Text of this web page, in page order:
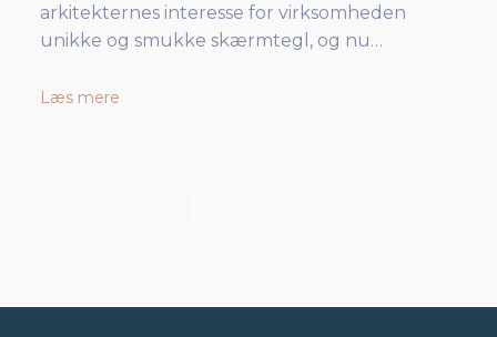
arkitekternes interesse for virksomheden
unikke og smukke skærmtegl, og nu…
Læs mere